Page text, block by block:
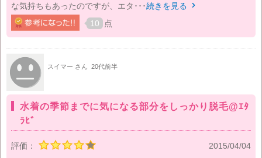
な気持ちもあったのですが、エタ･･･続きを見る 
10 点
スイマー さん 20代前半
水着の季節までに気になる部分をしっかり脱毛@ｴﾀ
ﾗﾋﾞ
評価：
2015/04/04